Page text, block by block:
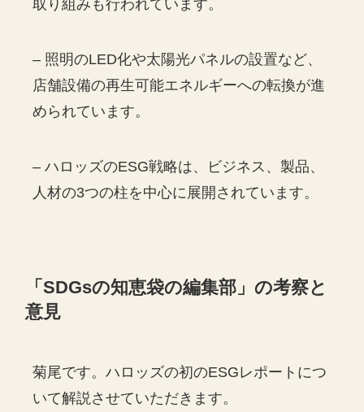
取り組みも行われています。
– 照明のLED化や太陽光パネルの設置など、
店舗設備の再生可能エネルギーへの転換が進
められています。
– ハロッズのESG戦略は、ビジネス、製品、
人材の3つの柱を中心に展開されています。
「SDGsの知恵袋の編集部」の考察と
意見
菊尾です。ハロッズの初のESGレポートにつ
いて解説させていただきます。